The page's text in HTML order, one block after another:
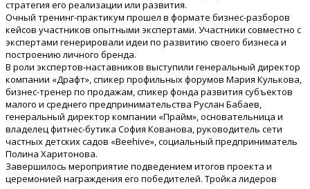
стратегия его реализации или развития.
Очный тренинг-практикум прошел в формате бизнес-разборов
кейсов участников опытными экспертами. Участники совместно с
экспертами генерировали идеи по развитию своего бизнеса и
построению личного бренда.
В роли экспертов-наставников выступили генеральный директор
компании «Драфт», спикер профильных форумов Мария Кулькова,
бизнес-тренер по продажам, спикер фонда развития субъектов
малого и среднего предпринимательства Руслан Бабаев,
генеральный директор компании «Прайм», основательница и
владелец фитнес-бутика София Кованова, руководитель сети
частных детских садов «Beehive», социальный предприниматель
Полина Харитонова.
Завершилось мероприятие подведением итогов проекта и
церемонией награждения его победителей. Тройка лидеров